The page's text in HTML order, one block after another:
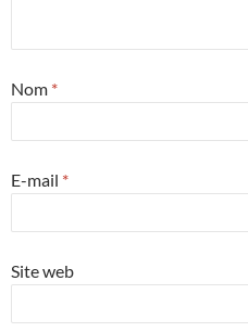
Nom *
E-mail *
Site web